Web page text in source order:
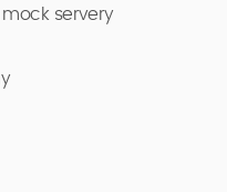
servery